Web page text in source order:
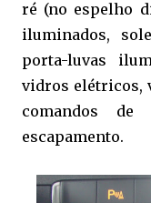
ré (no espelho
iluminados,
porta-luvas
vidros elétricos,
comandos
escapamento.